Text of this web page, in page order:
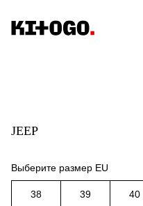
JEEP
Выберите размер EU
38 39 40